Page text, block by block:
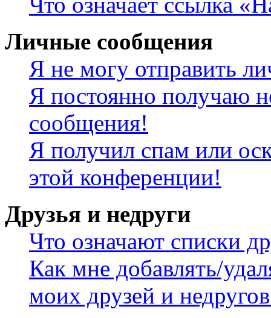
Личные сообщения
Я не могу отправить
Я постоянно получаю
сообщения!
Я получил спам или
этой конференции!
Друзья и недруги
Что означают списки
Как мне добавлять/
моих друзей и